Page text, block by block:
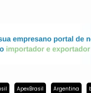
ApexBrasil Argentina